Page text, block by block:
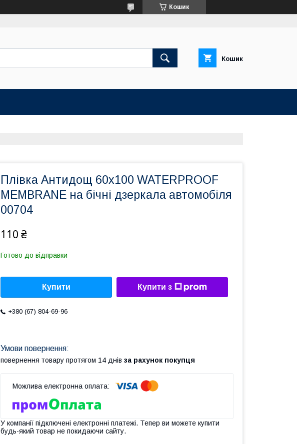
Кошик
Кошик
Плівка Антидощ 60x100 WATERPROOF
MEMBRANE на бічні дзеркала автомобіля
00704
110 ₴
Готово до відправки
Купити Купити з
+380 (67) 804-69-96
повернення товару протягом 14 днів за рахунок покупця
У компанії підключені електронні платежі. Тепер ви можете купити
будь-який товар не покидаючи сайту.